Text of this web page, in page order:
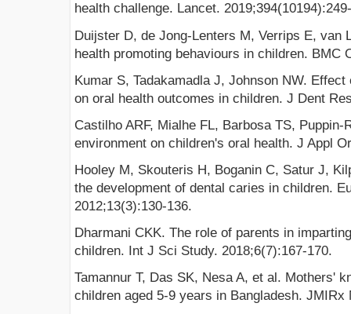
health challenge. Lancet.
Duijster D, de Jong-Lenters M, Verrips E, van
health promoting behaviours in children. BMC
Kumar S, Tadakamadla J, Johnson NW.
on oral health outcomes in children. J Dent
Castilho ARF, Mialhe FL, Barbosa TS,
environment on children's oral health. J Appl
Hooley M, Skouteris H, Boganin C, Satur J,
the development of dental caries in children.
2012;13(3):130-136.
Dharmani CKK. The role of parents in
children. Int J Sci Study. 2018;6(7):167-170.
Tamannur T, Das SK, Nesa A, et al. Mothers'
children aged 5-9 years in Bangladesh. JMIRx